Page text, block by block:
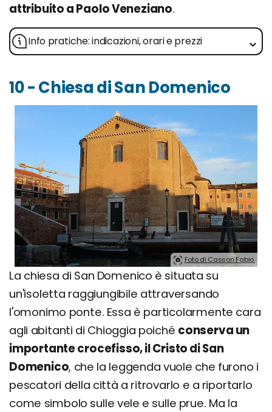
attribuito a Paolo Veneziano.
Info pratiche: indicazioni, orari e prezzi
10 - Chiesa di San Domenico
Foto di Casson Fabio.
La chiesa di San Domenico è situata su
un'isoletta raggiungibile attraversando
l'omonimo ponte. Essa è particolarmente cara
agli abitanti di Chioggia poiché conserva un
importante crocefisso, il Cristo di San
Domenico, che la leggenda vuole che furono i
pescatori della città a ritrovarlo e a riportarlo
come simbolo sulle vele e sulle prue. Ma la